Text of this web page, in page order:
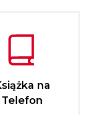
na
Telefon